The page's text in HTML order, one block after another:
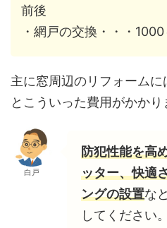
前後
・網戸の交換・・・
主に窓周辺のリフォーム
とこういった費用がかかり
白戸
防犯性能を高
ッター、快適
ングの設置な
してください。